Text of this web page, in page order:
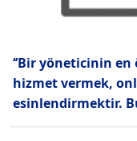
‘’Bir yöneticinin
hizmet vermek,
esinlendirmektir.